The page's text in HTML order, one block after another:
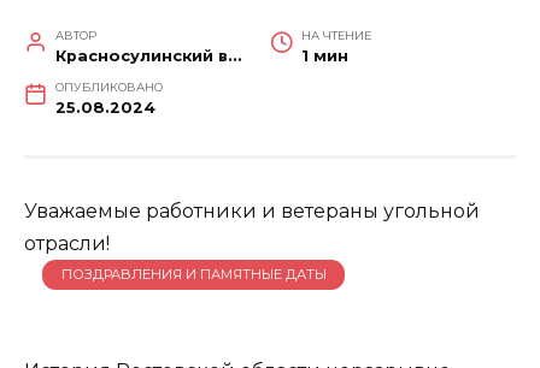
АВТОР
Красносулинский вестник
НА ЧТЕНИЕ
1 мин
ОПУБЛИКОВАНО
25.08.2024
Уважаемые работники и ветераны угольной
отрасли!
ПОЗДРАВЛЕНИЯ И ПАМЯТНЫЕ ДАТЫ